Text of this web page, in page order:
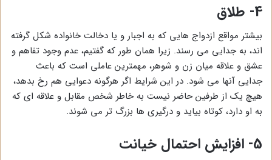
4- طلاق
بیشتر مواقع ازدواج هایی که به اجبار و یا دخالت خانواده شکل گرفته
اند، به جدایی می رسند. زیرا همان طور که گفتیم، عدم وجود تفاهم و
عشق و علاقه میان زن و شوهر، مهمترین عاملی است که باعث
جدایی آنها می شود. در این شرایط اگر هرگونه دعوایی هم رخ بدهد،
هیچ یک از طرفین حاضر نیست به خاطر شخص مقابل و علاقه ای که
به او دارد، کوتاه بیاید و درگیری ها بزرگ تر می شوند.
5- افزایش احتمال خیانت